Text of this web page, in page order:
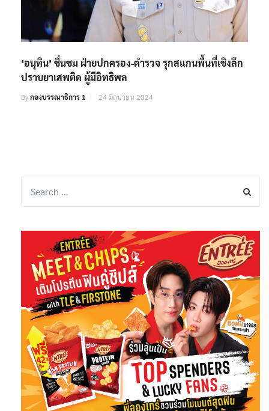
‘อนุทิน’ ชื่นชม ฝ่ายปกครอง-ตำรวจ รุกสแกนพื้นที่เชิงลึก
ปราบยาเสพติด ผู้มีอิทธิพล
Byกองบรรณาธิการ 1 24 มิถุนายน 2024